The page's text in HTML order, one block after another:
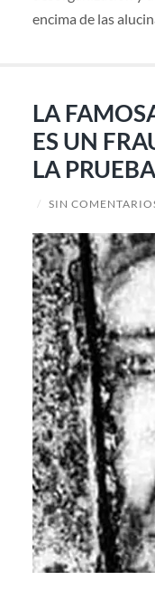
encima de las
LA
ES UN
LA
/ SIN